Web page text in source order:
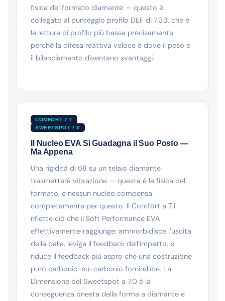
fisica del formato diamante — questo è
collegato al punteggio profilo DEF di 7.33, che è
la lettura di profilo più bassa precisamente
perché la difesa reattiva veloce è dove il peso e
il bilanciamento diventano svantaggi.
COMFORT 7.1
SWEETSPOT 7.0
Il Nucleo EVA Si Guadagna il Suo Posto —
Ma Appena
Una rigidità di 68 su un telaio diamante
trasmetterà vibrazione — questa è la fisica del
formato, e nessun nucleo compensa
completamente per questo. Il Comfort a 7.1
riflette ciò che il Soft Performance EVA
effettivamente raggiunge: ammorbidisce l’uscita
della palla, leviga il feedback dell’impatto, e
riduce il feedback più aspro che una costruzione
puro carbonio-su-carbonio fornirebbe. La
Dimensione del Sweetspot a 7.0 è la
conseguenza onesta della forma a diamante e